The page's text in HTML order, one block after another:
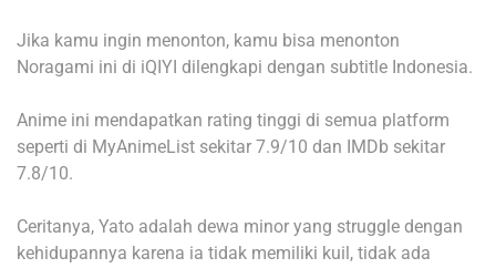
Jika kamu ingin menonton, kamu bisa menonton
Noragami ini di iQIYI dilengkapi dengan subtitle Indonesia.
Anime ini mendapatkan rating tinggi di semua platform
seperti di MyAnimeList sekitar 7.9/10 dan IMDb sekitar
7.8/10.
Ceritanya, Yato adalah dewa minor yang struggle dengan
kehidupannya karena ia tidak memiliki kuil, tidak ada